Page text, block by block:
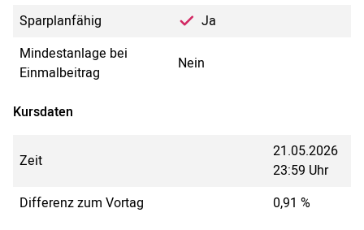
Sparplanfähig
Ja
Mindestanlage bei
Einmalbeitrag
Nein
Kursdaten
Zeit
21.05.2026
23:59 Uhr
Differenz zum Vortag
0,91 %